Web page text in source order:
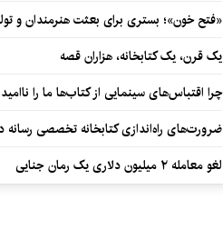
«فتح خون»؛ بستری برای بعثت هنرمندان و
یک قرن، یک کتابخانه، هزاران قصه
چرا اقتباس‌های سینمایی از کتاب‌ها ما را
ضرورت‌های راه‌اندازی کتابخانه تخصصی رسانه
لغو معامله ۲ میلیون دلاری یک رمان جنایی